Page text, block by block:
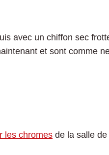
avec un chiffon sec
et sont comme
les chromes de la salle de